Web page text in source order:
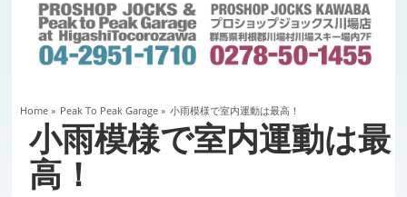
Home» Peak To Peak Garage » 小雨模様で室内運動は最高！
小雨模様で室内運動は最
高！